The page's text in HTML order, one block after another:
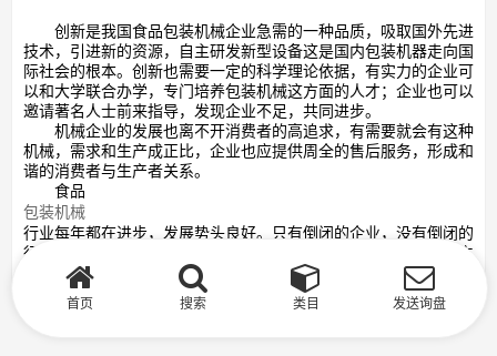
创新是我国食品包装机械企业急需的一种品质，吸取国外先进
技术，引进新的资源，自主研发新型设备这是国内包装机器走向国
际社会的根本。创新也需要一定的科学理论依据，有实力的企业可
以和大学联合办学，专门培养包装机械这方面的人才；企业也可以
邀请著名人士前来指导，发现企业不足，共同进步。
机械企业的发展也离不开消费者的高追求，有需要就会有这种
机械，需求和生产成正比，企业也应提供周全的售后服务，形成和
谐的消费者与生产者关系。
食品
包装机械
行业每年都在进步，发展势头良好。只有倒闭的企业，没有倒闭的
行业。食品包装机械企业需要抓住自己的发展点，才能在行业内立
首页 搜索 类目 发送询盘